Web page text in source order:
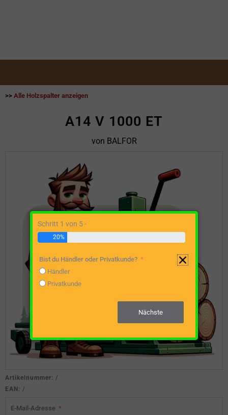
>> Alle Holzspalter anzeigen
A14 V 1000 ET
von BALFOR
Artikelnummer: /
EAN: /
E-Mail-Adresse
Schritt 1 von 5 -
20%
Bist du Händler oder Privatkunde?
Händler
Privatkunde
Nächste